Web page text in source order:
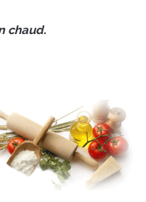
chaud.